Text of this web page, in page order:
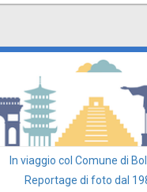
In viaggio col Comune di
Reportage di foto dal